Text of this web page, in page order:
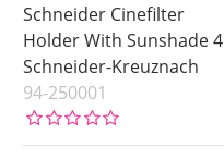
Schneider Cinefilter
Holder With Sunshade 4
Schneider-Kreuznach
94-250001